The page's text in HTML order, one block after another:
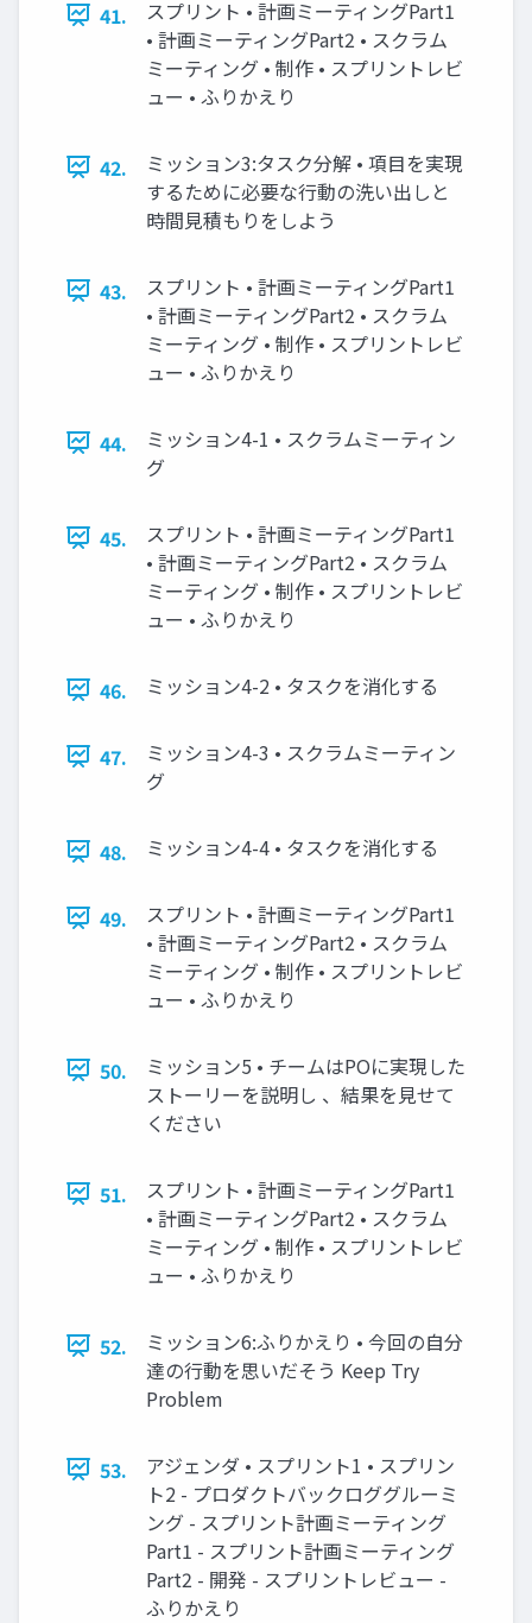
41.
スプリント • 計画ミーティングPart1
• 計画ミーティングPart2 • スクラム
ミーティング • 制作 • スプリントレビ
ュー • ふりかえり
42.
ミッション3:タスク分解 • 項目を実現
するために必要な行動の洗い出しと
時間見積もりをしよう
43.
スプリント • 計画ミーティングPart1
• 計画ミーティングPart2 • スクラム
ミーティング • 制作 • スプリントレビ
ュー • ふりかえり
44.
ミッション4-1 • スクラムミーティン
グ
45.
スプリント • 計画ミーティングPart1
• 計画ミーティングPart2 • スクラム
ミーティング • 制作 • スプリントレビ
ュー • ふりかえり
46. ミッション4-2 • タスクを消化する
47.
ミッション4-3 • スクラムミーティン
グ
48. ミッション4-4 • タスクを消化する
49.
スプリント • 計画ミーティングPart1
• 計画ミーティングPart2 • スクラム
ミーティング • 制作 • スプリントレビ
ュー • ふりかえり
50.
ミッション5 • チームはPOに実現した
ストーリーを説明し 、結果を見せて
ください
51.
スプリント • 計画ミーティングPart1
• 計画ミーティングPart2 • スクラム
ミーティング • 制作 • スプリントレビ
ュー • ふりかえり
52.
ミッション6:ふりかえり • 今回の自分
達の行動を思いだそう Keep Try
Problem
53.
アジェンダ • スプリント1 • スプリン
ト2 - プロダクトバックロググルーミ
ング - スプリント計画ミーティング
Part1 - スプリント計画ミーティング
Part2 - 開発 - スプリントレビュー -
ふりかえり